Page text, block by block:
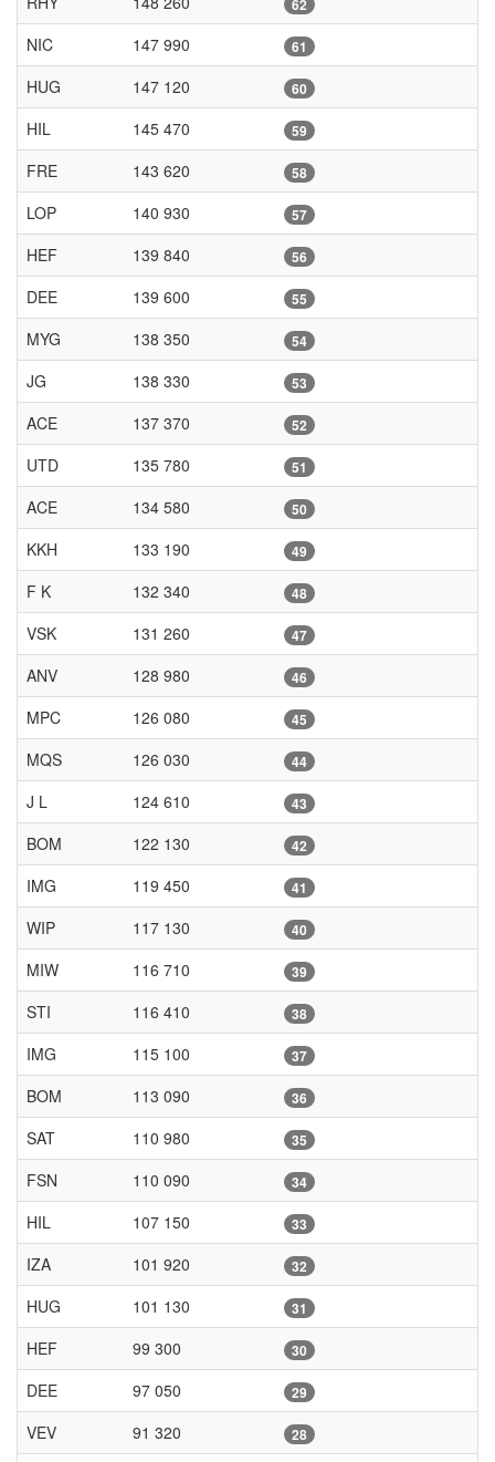
62
NIC 147 990 61
HUG 147 120 60
HIL 145 470 59
FRE 143 620 58
LOP 140 930 57
HEF 139 840 56
DEE 139 600 55
MYG 138 350 54
JG 138 330 53
ACE 137 370 52
UTD 135 780 51
ACE 134 580 50
KKH 133 190 49
F K 132 340 48
VSK 131 260 47
ANV 128 980 46
MPC 126 080 45
MQS 126 030 44
J L 124 610 43
BOM 122 130 42
IMG 119 450 41
WIP 117 130 40
MIW 116 710 39
STI 116 410 38
IMG 115 100 37
BOM 113 090 36
SAT 110 980 35
FSN 110 090 34
HIL 107 150 33
IZA 101 920 32
HUG 101 130 31
HEF 99 300 30
DEE 97 050 29
VEV 91 320 28